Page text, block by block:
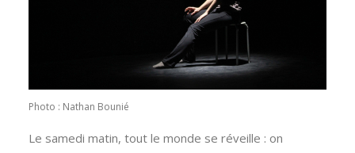
Photo : Nathan Bounié
Le samedi matin, tout le monde se réveille : on